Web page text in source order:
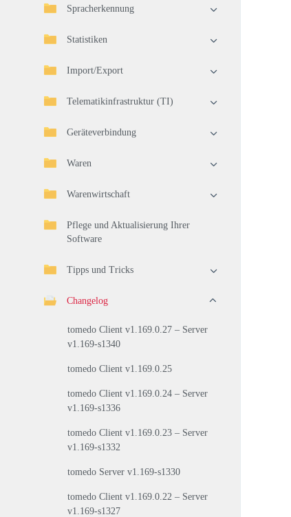
Spracherkennung
Statistiken
Import/Export
Telematikinfrastruktur (TI)
Geräteverbindung
Waren
Warenwirtschaft
Pflege und Aktualisierung Ihrer
Software
Tipps und Tricks
Changelog
tomedo Client v1.169.0.27 – Server
v1.169-s1340
tomedo Client v1.169.0.25
tomedo Client v1.169.0.24 – Server
v1.169-s1336
tomedo Client v1.169.0.23 – Server
v1.169-s1332
tomedo Server v1.169-s1330
tomedo Client v1.169.0.22 – Server
v1.169-s1327